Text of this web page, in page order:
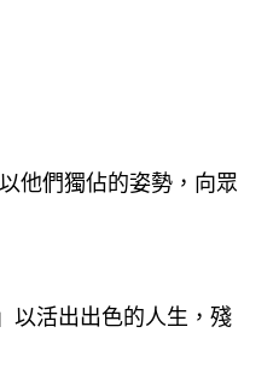
他們獨佔的姿勢，向眾
以活出出色的人生，殘